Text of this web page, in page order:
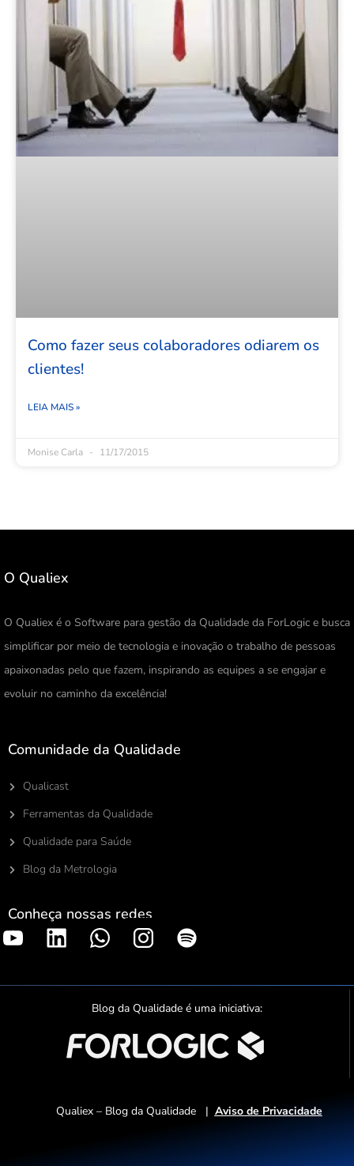
Como fazer seus colaboradores odiarem os
clientes!
LEIA MAIS »
Monise Carla 11/17/2015
O Qualiex
O Qualiex é o Software para gestão da Qualidade da ForLogic e busca
simplificar por meio de tecnologia e inovação o trabalho de pessoas
apaixonadas pelo que fazem, inspirando as equipes a se engajar e
evoluir no caminho da excelência!
Comunidade da Qualidade
Qualicast
Ferramentas da Qualidade
Qualidade para Saúde
Blog da Metrologia
Conheça nossas redes
S
o
t
i
f
y
Blog da Qualidade é uma iniciativa:
Qualiex – Blog da Qualidade | Aviso de Privacidade